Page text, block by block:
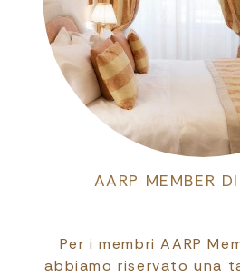
AARP MEMBER
Per i membri AARP
abbiamo riservato una